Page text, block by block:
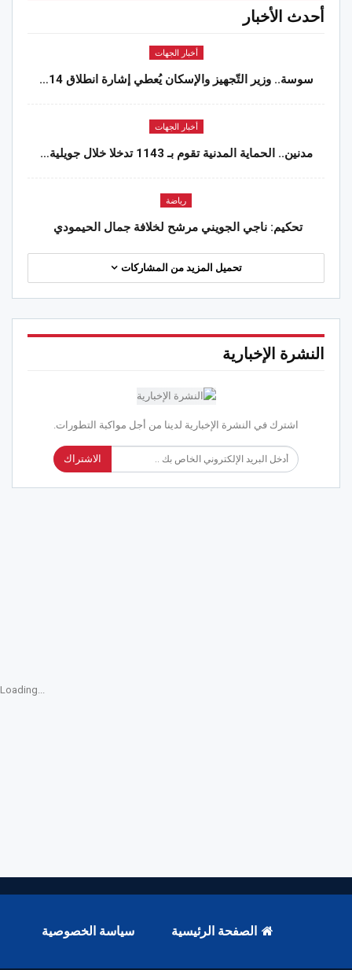
أحدث الأخبار
أخبار الجهات
سوسة.. وزير التّجهيز والإسكان يُعطي إشارة انطلاق 14…
أخبار الجهات
مدنين.. الحماية المدنية تقوم بـ 1143 تدخلا خلال جويلية…
رياضة
تحكيم: ناجي الجويني مرشح لخلافة جمال الحيمودي
تحميل المزيد من المشاركات
النشرة الإخبارية
اشترك في النشرة الإخبارية لدينا من أجل مواكبة التطورات.
الاشتراك
Loading...
الصفحة الرئيسية سياسة الخصوصية